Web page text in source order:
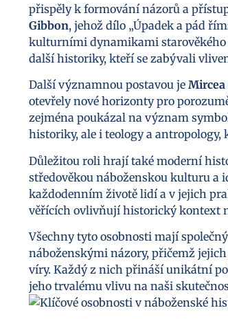
přispěly k formování názorů a
Gibbon, jehož dílo „Úpadek a pád
kulturními dynamikami starověkého
další historiky, kteří se zabývali
Další významnou postavou je Mircea
otevřely nové horizonty pro
zejména poukázal na význam
historiky, ale i teology a
Důležitou roli hrají také moderní
středověkou náboženskou kulturu a
každodenním životě lidí a v jejich
věřících ovlivňují historický kontext
Všechny tyto osobnosti mají
náboženskými názory, přičemž
víry. Každý z nich přináší unikátní
jeho trvalému vlivu na naši